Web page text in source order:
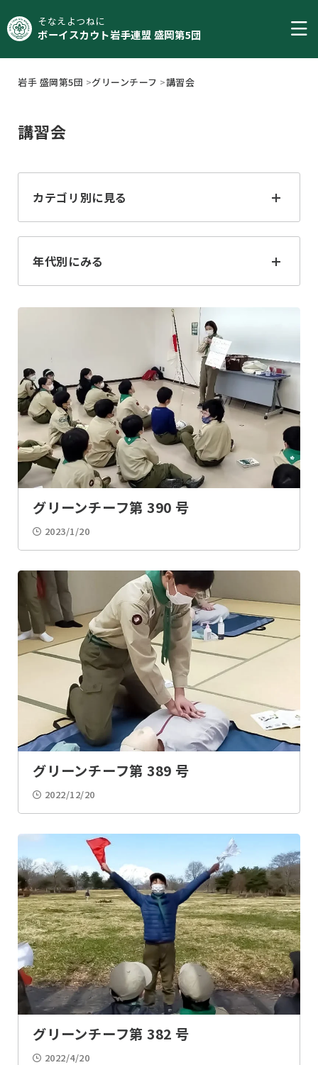
そなえよつねに
ボーイスカウト岩手連盟 盛岡第5団
岩手 盛岡第5団 >グリーンチーフ >講習会
講習会
カテゴリ別に見る
派遣
お便り 野営・舎営
キャンプ 雪中キャンプ
キャンプファイヤー テント作り
スノーシューイング カブビーバーラリー
ルックワイド 100キロハイク
ラフティング カヌー
水・川・海遊び 水質調査
登山
サイクリング 手旗
ロープ結び モールス
計測 座標
BP祭 表彰
上進式 ちかいの式
式典・記念式
年代別にみる
2024
2023 2022
2021 2020
2019 2018
グリーンチーフ第 390 号
2023/1/20
グリーンチーフ第 389 号
2022/12/20
グリーンチーフ第 382 号
2022/4/20